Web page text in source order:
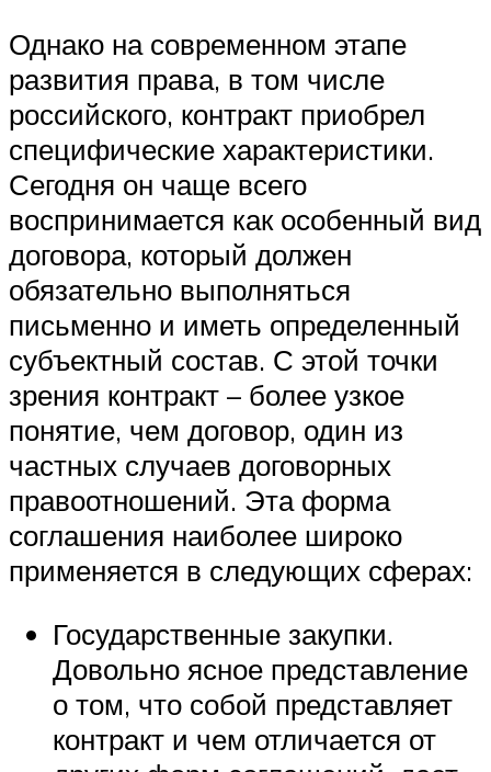
Однако на современном этапе
развития права, в том числе
российского, контракт приобрел
специфические характеристики.
Сегодня он чаще всего
воспринимается как особенный вид
договора, который должен
обязательно выполняться
письменно и иметь определенный
субъектный состав. С этой точки
зрения контракт – более узкое
понятие, чем договор, один из
частных случаев договорных
правоотношений. Эта форма
соглашения наиболее широко
применяется в следующих сферах:
Государственные закупки.
Довольно ясное представление
о том, что собой представляет
контракт и чем отличается от